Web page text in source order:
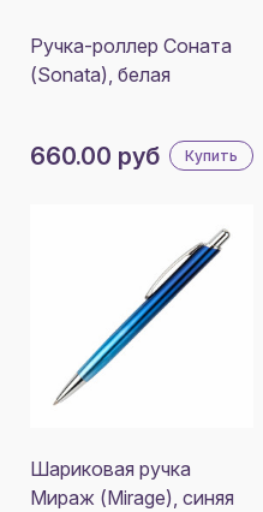
Ручка-роллер Соната
(Sonata), белая
660.00 руб Купить
Шариковая ручка
Мираж (Mirage), синяя